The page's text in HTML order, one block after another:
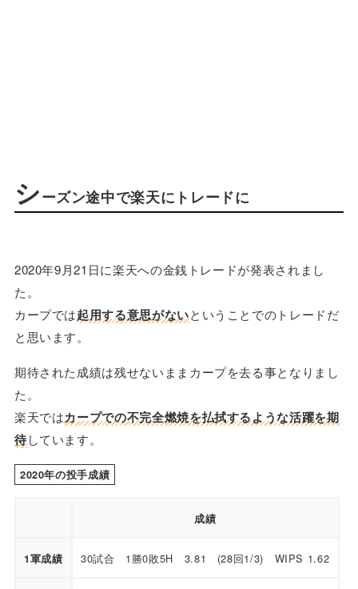
シーズン途中で楽天にトレードに
2020年9月21日に楽天への金銭トレードが発表されまし
た。
カープでは起用する意思がないということでのトレードだ
と思います。
期待された成績は残せないままカープを去る事となりまし
た。
楽天ではカープでの不完全燃焼を払拭するような活躍を期
待しています。
2020年の投手成績
成績
1軍成績 30試合 1勝0敗5H 3.81 (28回1/3) WIPS 1.62